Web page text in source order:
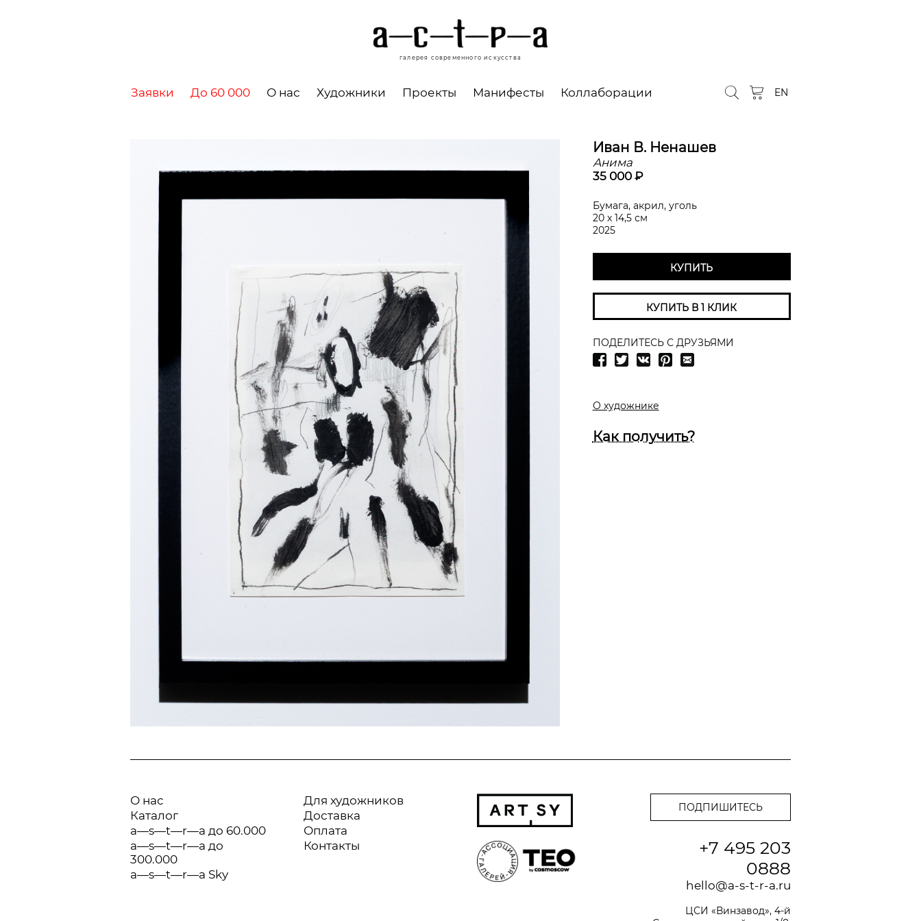
галерея современного искусства
Заявки До 60 000 О нас Художники Проекты Манифесты Коллаборации EN
Иван В. Ненашев
Анима
35 000 ₽
Бумага, акрил, уголь
20 х 14,5 см
2025
КУПИТЬ
КУПИТЬ В 1 КЛИК
ПОДЕЛИТЕСЬ С ДРУЗЬЯМИ
О художнике
Как получить?
О нас
Каталог
a—s—t—r—a до 60.000
a—s—t—r—a до
300.000
a—s—t—r—a Sky
Для художников
Доставка
Оплата
Контакты
+7 495 203
0888
hello@a-s-t-r-a.ru
ЦСИ «Винзавод», 4-й